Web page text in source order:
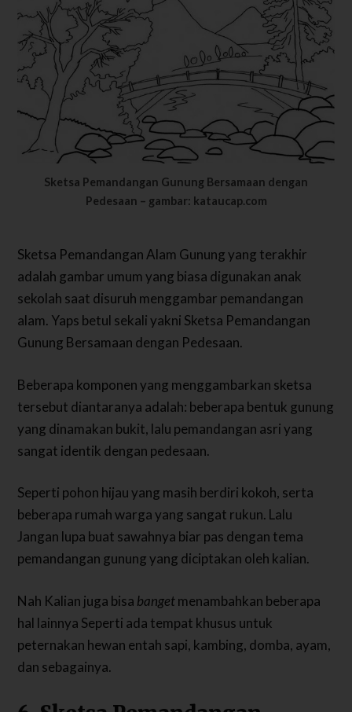
Sketsa Pemandangan Gunung Bersamaan dengan
Pedesaan – gambar: kataucap.com
Sketsa Pemandangan Alam Gunung yang terakhir
adalah gambar umum yang biasa digunakan anak
sekolah saat disuruh menggambar pemandangan
alam. Yaps betul sekali yakni Sketsa Pemandangan
Gunung Bersamaan dengan Pedesaan.
Beberapa komponen yang menggambarkan sketsa
tersebut diantaranya adalah: beberapa bentuk gunung
yang dinamakan bukit, lalu pemandangan asri yang
sangat identik dengan pedesaan.
Seperti pohon hijau yang masih berdiri kokoh, serta
beberapa rumah warga yang sangat rukun. Lalu
Jangan lupa buat sawahnya biar pas dengan tema
pemandangan gunung yang diciptakan oleh kalian.
Nah Kalian juga bisa bangetmenambahkan beberapa
hal lainnya Seperti ada tempat khusus untuk
peternakan hewan entah sapi, kambing, domba, ayam,
dan sebagainya.